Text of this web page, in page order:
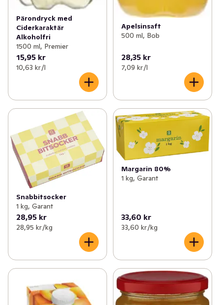
Pärondryck med
Ciderkaraktär
Alkoholfri
1500 ml, Premier
15,95 kr
10,63 kr /l
Apelsinsaft
500 ml, Bob
28,35 kr
7,09 kr /l
Snabbitsocker
1 kg, Garant
28,95 kr
28,95 kr /kg
Margarin 80%
1 kg, Garant
33,60 kr
33,60 kr /kg